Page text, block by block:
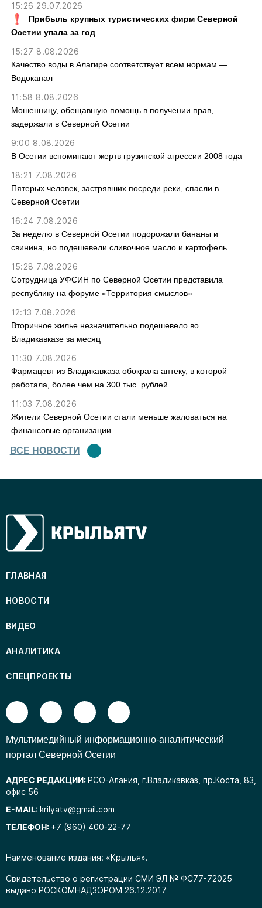
15:26 29.07.2026
Прибыль крупных туристических фирм Северной
Осетии упала за год
15:27 8.08.2026
Качество воды в Алагире соответствует всем нормам —
Водоканал
11:58 8.08.2026
Мошенницу, обещавшую помощь в получении прав,
задержали в Северной Осетии
9:00 8.08.2026
В Осетии вспоминают жертв грузинской агрессии 2008 года
18:21 7.08.2026
Пятерых человек, застрявших посреди реки, спасли в
Северной Осетии
16:24 7.08.2026
За неделю в Северной Осетии подорожали бананы и
свинина, но подешевели сливочное масло и картофель
15:28 7.08.2026
Сотрудница УФСИН по Северной Осетии представила
республику на форуме «Территория смыслов»
12:13 7.08.2026
Вторичное жилье незначительно подешевело во
Владикавказе за месяц
11:30 7.08.2026
Фармацевт из Владикавказа обокрала аптеку, в которой
работала, более чем на 300 тыс. рублей
11:03 7.08.2026
Жители Северной Осетии стали меньше жаловаться на
финансовые организации
ВСЕ НОВОСТИ
Наименование издания: «Крылья».
Свидетельство о регистрации СМИ ЭЛ № ФС77-72025
выдано РОСКОМНАДЗОРОМ 26.12.2017
ГЛАВНАЯ
НОВОСТИ
ВИДЕО
АНАЛИТИКА
СПЕЦПРОЕКТЫ
Mультимедийный информационно-аналитический
портал Северной Осетии
АДРЕС РЕДАКЦИИ:РСО-Алания, г.Владикавказ, пр.Коста, 83,
офис 56
E-MAIL:krilyatv@gmail.com
ТЕЛЕФОН: +7 (960) 400-22-77